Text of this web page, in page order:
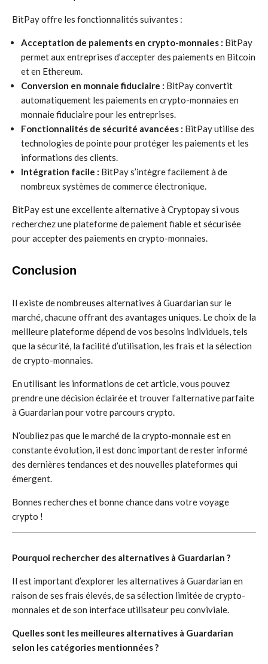
BitPay offre les fonctionnalités suivantes :
Acceptation de paiements en crypto-monnaies : BitPay
permet aux entreprises d’accepter des paiements en Bitcoin
et en Ethereum.
Conversion en monnaie fiduciaire : BitPay convertit
automatiquement les paiements en crypto-monnaies en
monnaie fiduciaire pour les entreprises.
Fonctionnalités de sécurité avancées : BitPay utilise des
technologies de pointe pour protéger les paiements et les
informations des clients.
Intégration facile : BitPay s’intègre facilement à de
nombreux systèmes de commerce électronique.
BitPay est une excellente alternative à Cryptopay si vous
recherchez une plateforme de paiement fiable et sécurisée
pour accepter des paiements en crypto-monnaies.
Conclusion
Il existe de nombreuses alternatives à Guardarian sur le
marché, chacune offrant des avantages uniques. Le choix de la
meilleure plateforme dépend de vos besoins individuels, tels
que la sécurité, la facilité d’utilisation, les frais et la sélection
de crypto-monnaies.
En utilisant les informations de cet article, vous pouvez
prendre une décision éclairée et trouver l’alternative parfaite
à Guardarian pour votre parcours crypto.
N’oubliez pas que le marché de la crypto-monnaie est en
constante évolution, il est donc important de rester informé
des dernières tendances et des nouvelles plateformes qui
émergent.
Bonnes recherches et bonne chance dans votre voyage
crypto !
Pourquoi rechercher des alternatives à Guardarian ?
Il est important d’explorer les alternatives à Guardarian en
raison de ses frais élevés, de sa sélection limitée de crypto-
monnaies et de son interface utilisateur peu conviviale.
Quelles sont les meilleures alternatives à Guardarian
selon les catégories mentionnées ?